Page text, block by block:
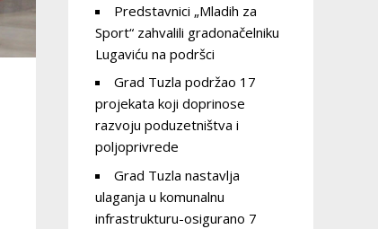
Predstavnici „Mladih za
Sport“ zahvalili gradonačelniku
Lugaviću na podršci
Grad Tuzla podržao 17
projekata koji doprinose
razvoju poduzetništva i
poljoprivrede
Grad Tuzla nastavlja
ulaganja u komunalnu
infrastrukturu-osigurano 7